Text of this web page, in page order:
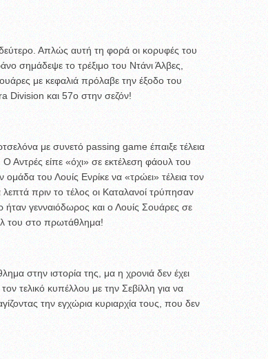
Απλώς αυτή τη φορά οι κορυφές του
σημάδεψε το τρέξιμο του Ντάνι Άλβες,
με κεφαλιά πρόλαβε την έξοδο του
Division και 57ο στην σεζόν!
με συνετό passing game έπαιξε τέλεια
Αντρές είπε «όχι» σε εκτέλεση φάουλ του
ομάδα του Λουίς Ενρίκε να «τρώει» τέλεια τον
πριν το τέλος οι Καταλανοί τρύπησαν
γενναιόδωρος και ο Λουίς Σουάρες σε
του στο πρωτάθλημα!
στην ιστορία της, μα η χρονιά δεν έχει
τελικό κυπέλλου με την Σεβίλλη για να
την εγχώρια κυριαρχία τους, που δεν